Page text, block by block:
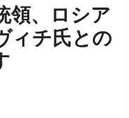
領、ロシア
ィチ氏との